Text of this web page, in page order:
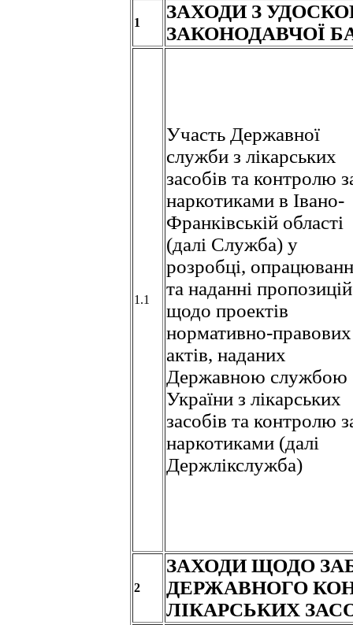
1
ЗАХОДИ З
ЗАКОНОДАВЧОЇ
1.1
Участь Державної
служби з лікарських
засобів та контролю
наркотиками в Івано-
Франківській області
(далі Служба) у
розробці,
та наданні пропозицій
щодо проектів
нормативно-правових
актів, наданих
Державною службою
України з лікарських
засобів та контролю
наркотиками (далі
Держлікслужба)
2
ЗАХОДИ ЩОДО
ДЕРЖАВНОГО
ЛІКАРСЬКИХ